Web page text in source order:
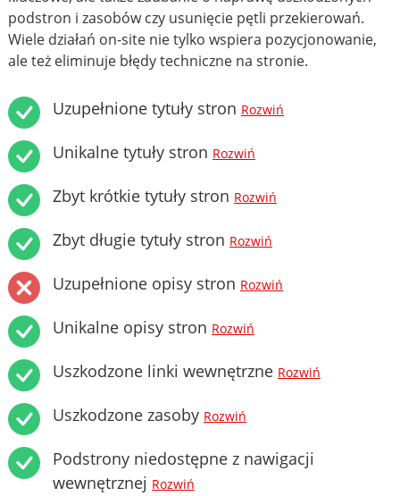
podstron i zasobów czy usunięcie pętli przekierowań.
Wiele działań on-site nie tylko wspiera pozycjonowanie,
ale też eliminuje błędy techniczne na stronie.
Uzupełnione tytuły stron Rozwiń
Unikalne tytuły stron Rozwiń
Zbyt krótkie tytuły stron Rozwiń
Zbyt długie tytuły stron Rozwiń
Uzupełnione opisy stron Rozwiń
Unikalne opisy stron Rozwiń
Uszkodzone linki wewnętrzne Rozwiń
Uszkodzone zasoby Rozwiń
Podstrony niedostępne z nawigacji
wewnętrznej Rozwiń